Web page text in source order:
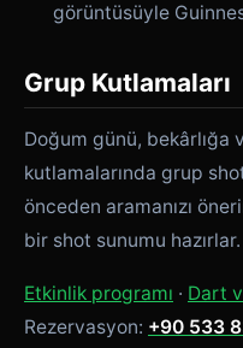
görüntüsüyle
Grup Kutlamaları
Doğum günü, bekârlığa
kutlamalarında grup
önceden aramanızı
bir shot sunumu hazırlar.
Etkinlik programı · Dart
Rezervasyon: +90 533